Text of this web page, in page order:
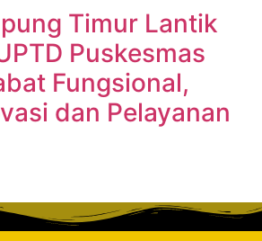
Timur Lantik
Puskesmas
Fungsional,
dan Pelayanan